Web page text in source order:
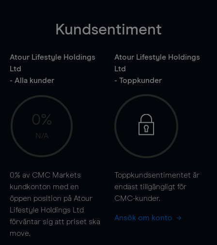
Kundsentiment
Atour Lifestyle Holdings
Ltd
- Alla kunder
0%
N/A
0% av CMC Markets
kundkonton med en
öppen position på Atour
Lifestyle Holdings Ltd
förväntar sig att priset ska
move.
Atour Lifestyle Holdings
Ltd
- Toppkunder
Toppkundsentimentet är
endast tillgängligt för
CMC-kunder.
Ansök om konto